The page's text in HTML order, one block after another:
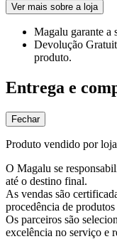
Ver mais sobre a loja
Magalu garante a
Devolução
produto.
Entrega e
Fechar
Produto vendido por
O Magalu se
até o destino final.
As vendas são
procedência de
Os parceiros são
excelência no serviço e